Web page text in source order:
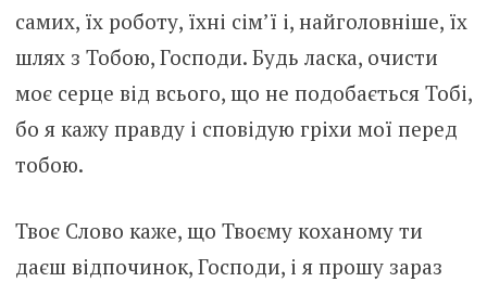
самих, їх роботу, їхні сім’ї і, найголовніше, їх
шлях з Тобою, Господи. Будь ласка, очисти
моє серце від всього, що не подобається Тобі,
бо я кажу правду і сповідую гріхи мої перед
тобою.
Твоє Слово каже, що Твоєму коханому ти
даєш відпочинок, Господи, і я прошу зараз